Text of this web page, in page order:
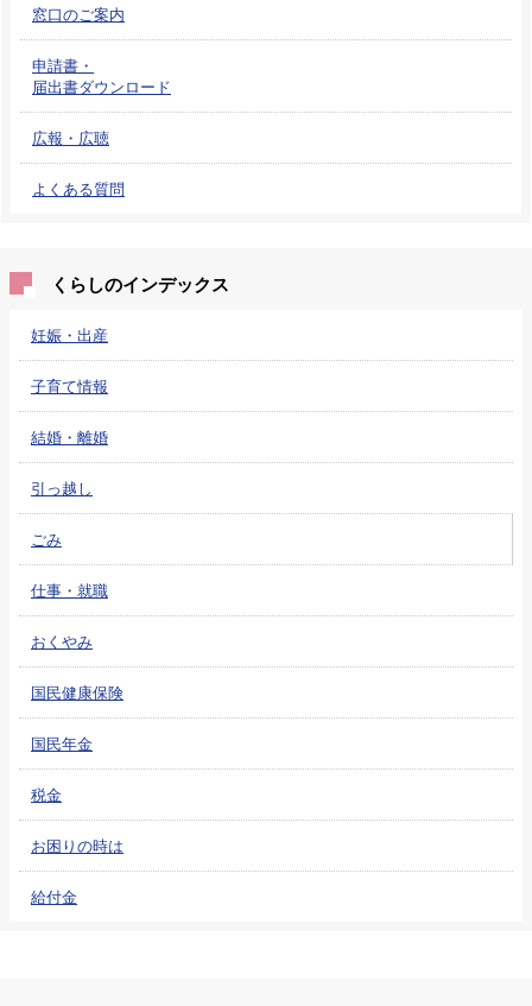
窓口のご案内
申請書・
届出書ダウンロード
広報・広聴
よくある質問
くらしのインデックス
妊娠・出産
子育て情報
結婚・離婚
引っ越し
ごみ
仕事・就職
おくやみ
国民健康保険
国民年金
税金
お困りの時は
給付金